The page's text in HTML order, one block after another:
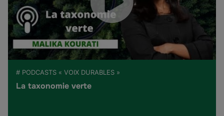
# PODCASTS « VOIX DURABLES »
La taxonomie verte